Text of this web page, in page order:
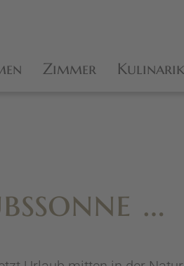
Zimmer Kulinarik
…